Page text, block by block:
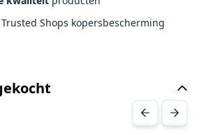
Trusted Shops kopersbescherming